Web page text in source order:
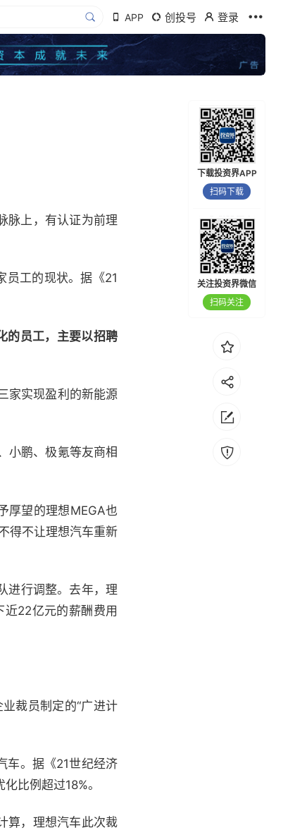
APP 创投号 登录
脉上，有认证为前理
员工的现状。据《21
的员工，主要以招聘
家实现盈利的新能源
小鹏、极氪等友商相
厚望的理想MEGA也
得不让理想汽车重新
进行调整。去年，理
22亿元的薪酬费用
裁员制定的“广进计
车。据《21世纪经济
比例超过18%。
算，理想汽车此次裁
下载投资界APP
扫码下载
关注投资界微信
扫码关注